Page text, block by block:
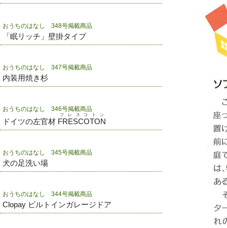
おうちのはなし 348号掲載商品
「眠リッチ」壁掛タイプ
おうちのはなし 347号掲載商品
内装用焼き杉
おうちのはなし 346号掲載商品
ドイツの左官材 FRESCOTON
フレスコトン
おうちのはなし 345号掲載商品
犬の足洗い場
おうちのはなし 344号掲載商品
Clopay ビルトインガレージドア